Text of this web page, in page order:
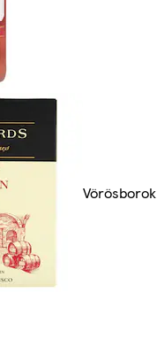
Vörösborok